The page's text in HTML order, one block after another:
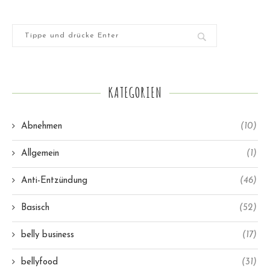
KATEGORIEN
Abnehmen (10)
Allgemein (1)
Anti-Entzündung (46)
Basisch (52)
belly business (17)
bellyfood (31)